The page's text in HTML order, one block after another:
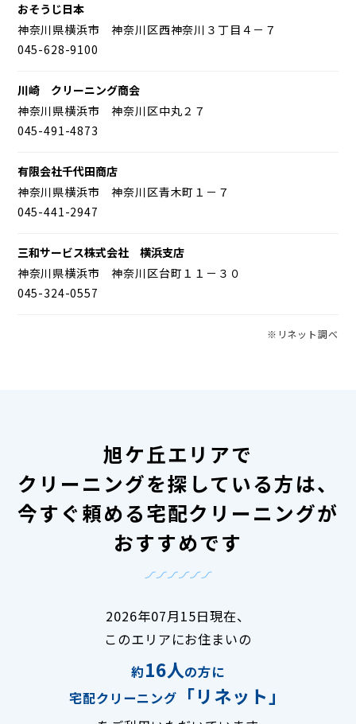
おそうじ日本
神奈川県横浜市 神奈川区西神奈川３丁目４－７
045-628-9100
川崎 クリーニング商会
神奈川県横浜市 神奈川区中丸２７
045-491-4873
有限会社千代田商店
神奈川県横浜市 神奈川区青木町１－７
045-441-2947
三和サービス株式会社 横浜支店
神奈川県横浜市 神奈川区台町１１－３０
045-324-0557
※リネット調べ
旭ケ丘エリアで
クリーニングを探している方は、
今すぐ頼める宅配クリーニングが
おすすめです
2026年07月15日現在、
このエリアにお住まいの
約16人の方に
宅配クリーニング
「リネット」